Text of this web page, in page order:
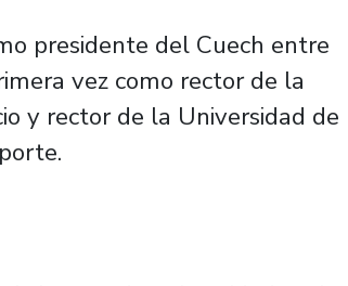
presidente del Cuech entre
vez como rector de la
y rector de la Universidad de